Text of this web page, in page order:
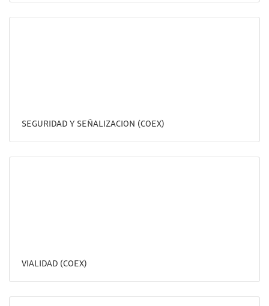
SEGURIDAD Y SEÑALIZACION (COEX)
VIALIDAD (COEX)